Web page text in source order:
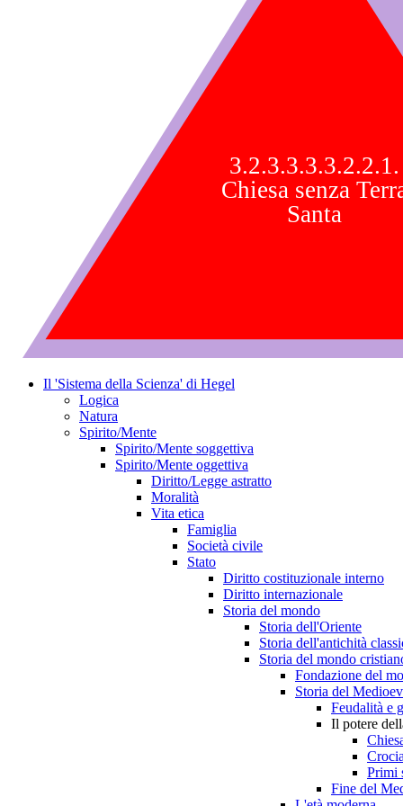
3.2.3.3.3.3.2.2.1.
Chiesa senza
Santa
Il 'Sistema della Scienza' di Hegel
Logica
Natura
Spirito/Mente
Spirito/Mente soggettiva
Spirito/Mente oggettiva
Diritto/Legge astratto
Moralità
Vita etica
Famiglia
Società civile
Stato
Diritto costituzionale interno
Diritto internazionale
Storia del mondo
Storia dell'Oriente
Storia dell'antichità
Storia del mondo
Fondazione del
Storia del
Feudalità e
Il potere
Primi
Fine del